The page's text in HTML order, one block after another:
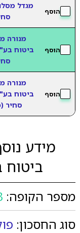
הוסף
מגדל
הוסף
מנורה
ביטוח
הוסף
מנורה
ביטוח
סחיר
מידע
מספר הקופה:
סוג החסכון: